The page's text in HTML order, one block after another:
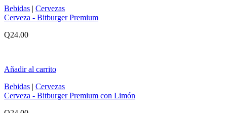
Bebidas | Cervezas
Cerveza - Bitburger Premium
Q24.00
Añadir al carrito
Bebidas | Cervezas
Cerveza - Bitburger Premium con Limón